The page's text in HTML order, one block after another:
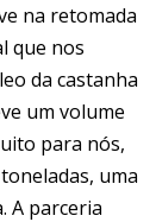
na retomada
que nos
da castanha
um volume
para nós,
uma
A parceria